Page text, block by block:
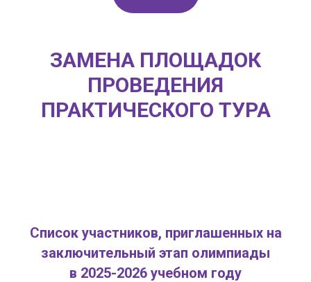
ЗАМЕНА ПЛОЩАДОК
ПРОВЕДЕНИЯ
ПРАКТИЧЕСКОГО ТУРА
Список участников, приглашенных на
заключительный этап олимпиады
в 2025-2026 учебном году